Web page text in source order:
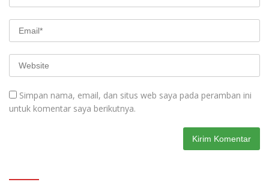
Simpan nama, email, dan situs web saya pada peramban ini
untuk komentar saya berikutnya.